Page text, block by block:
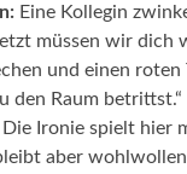
Eine Kollegin
müssen wir dich
und einen roten
den Raum
Ironie spielt hier
aber